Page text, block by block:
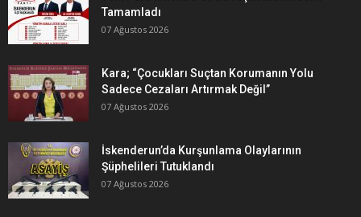
Tamamladı
07 Ağustos 2026
Kara; “Çocukları Suçtan Korumanın Yolu
Sadece Cezaları Artırmak Değil”
07 Ağustos 2026
İskenderun’da Kurşunlama Olaylarının
Şüphelileri Tutuklandı
07 Ağustos 2026